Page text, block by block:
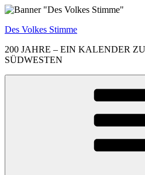
Zum
springen
Des Volkes Stimme
200 JAHRE – EIN KALENDER
SÜDWESTEN